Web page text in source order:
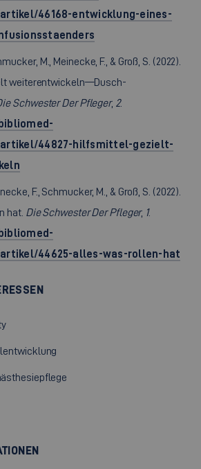
46168-entwicklung-eines-
M., Meinecke, F., & Groß, S. (2022).
weiterentwickeln—Dusch-
Schwester Der Pfleger, 2.
44827-hilfsmittel-gezielt-
F., Schmucker, M., & Groß, S. (2022).
hat. Die Schwester Der Pfleger, 1.
44625-alles-was-rollen-hat